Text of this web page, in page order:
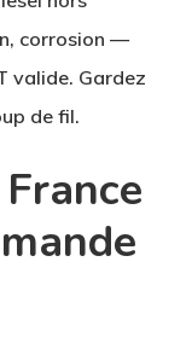
corrosion —
valide. Gardez
de fil.